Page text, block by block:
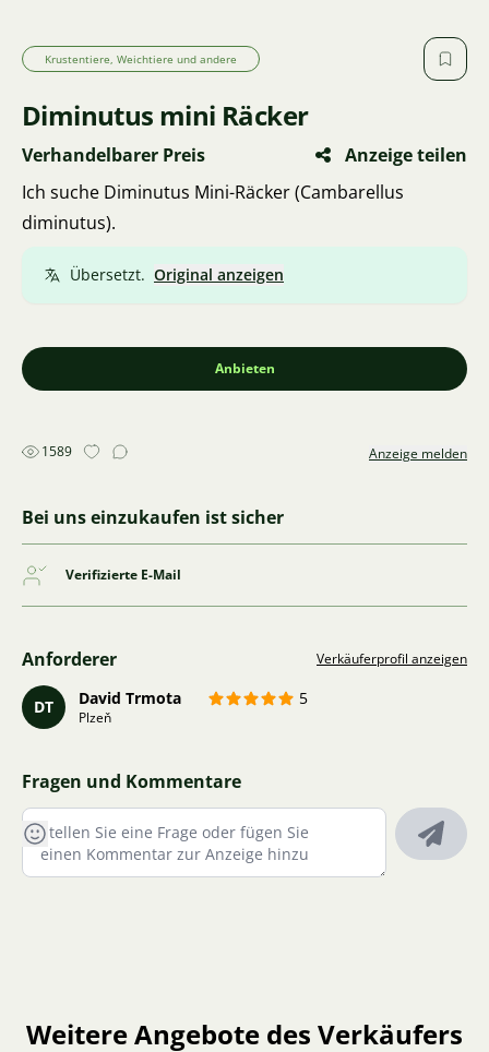
Krustentiere, Weichtiere und andere
Diminutus mini Räcker
Verhandelbarer Preis
Anzeige teilen
Ich suche Diminutus Mini-Räcker (Cambarellus
diminutus).
Übersetzt. Original anzeigen
Anbieten
1589 Anzeige melden
Bei uns einzukaufen ist sicher
Verifizierte E-Mail
Anforderer Verkäuferprofil anzeigen
DT David Trmota 5
Plzeň
Fragen und Kommentare
Weitere Angebote des Verkäufers